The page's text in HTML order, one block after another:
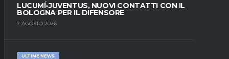
LUCUMÍ-JUVENTUS, NUOVI CONTATTI CON IL
BOLOGNA PER IL DIFENSORE
7 AGOSTO 2026
ULTIME NEWS